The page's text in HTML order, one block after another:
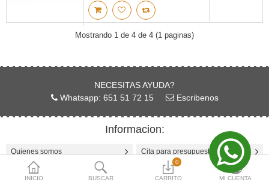
INICIO BUSCAR
0
CARRITO MI CUENTA
Mostrando 1 de 4 de 4 (1 paginas)
NECESITAS AYUDA?
Whatsapp: 651 51 72 15
Escribenos
Informacion:
Quienes somos Cita para presupuestos
Garantia y devoluciones Diseñador 3D Cocinas